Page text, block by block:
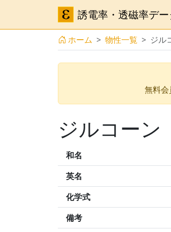
誘電率・透磁率デ
ホーム 物性一覧 ジル
無料
ジルコーン
和名
英名
化学式
備考